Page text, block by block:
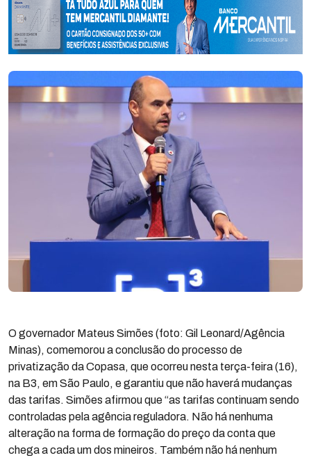
O governador Mateus Simões (foto: Gil Leonard/Agência
Minas), comemorou a conclusão do processo de
privatização da Copasa, que ocorreu nesta terça-feira (16),
na B3, em São Paulo, e garantiu que não haverá mudanças
das tarifas. Simões afirmou que “as tarifas continuam sendo
controladas pela agência reguladora. Não há nenhuma
alteração na forma de formação do preço da conta que
chega a cada um dos mineiros. Também não há nenhum